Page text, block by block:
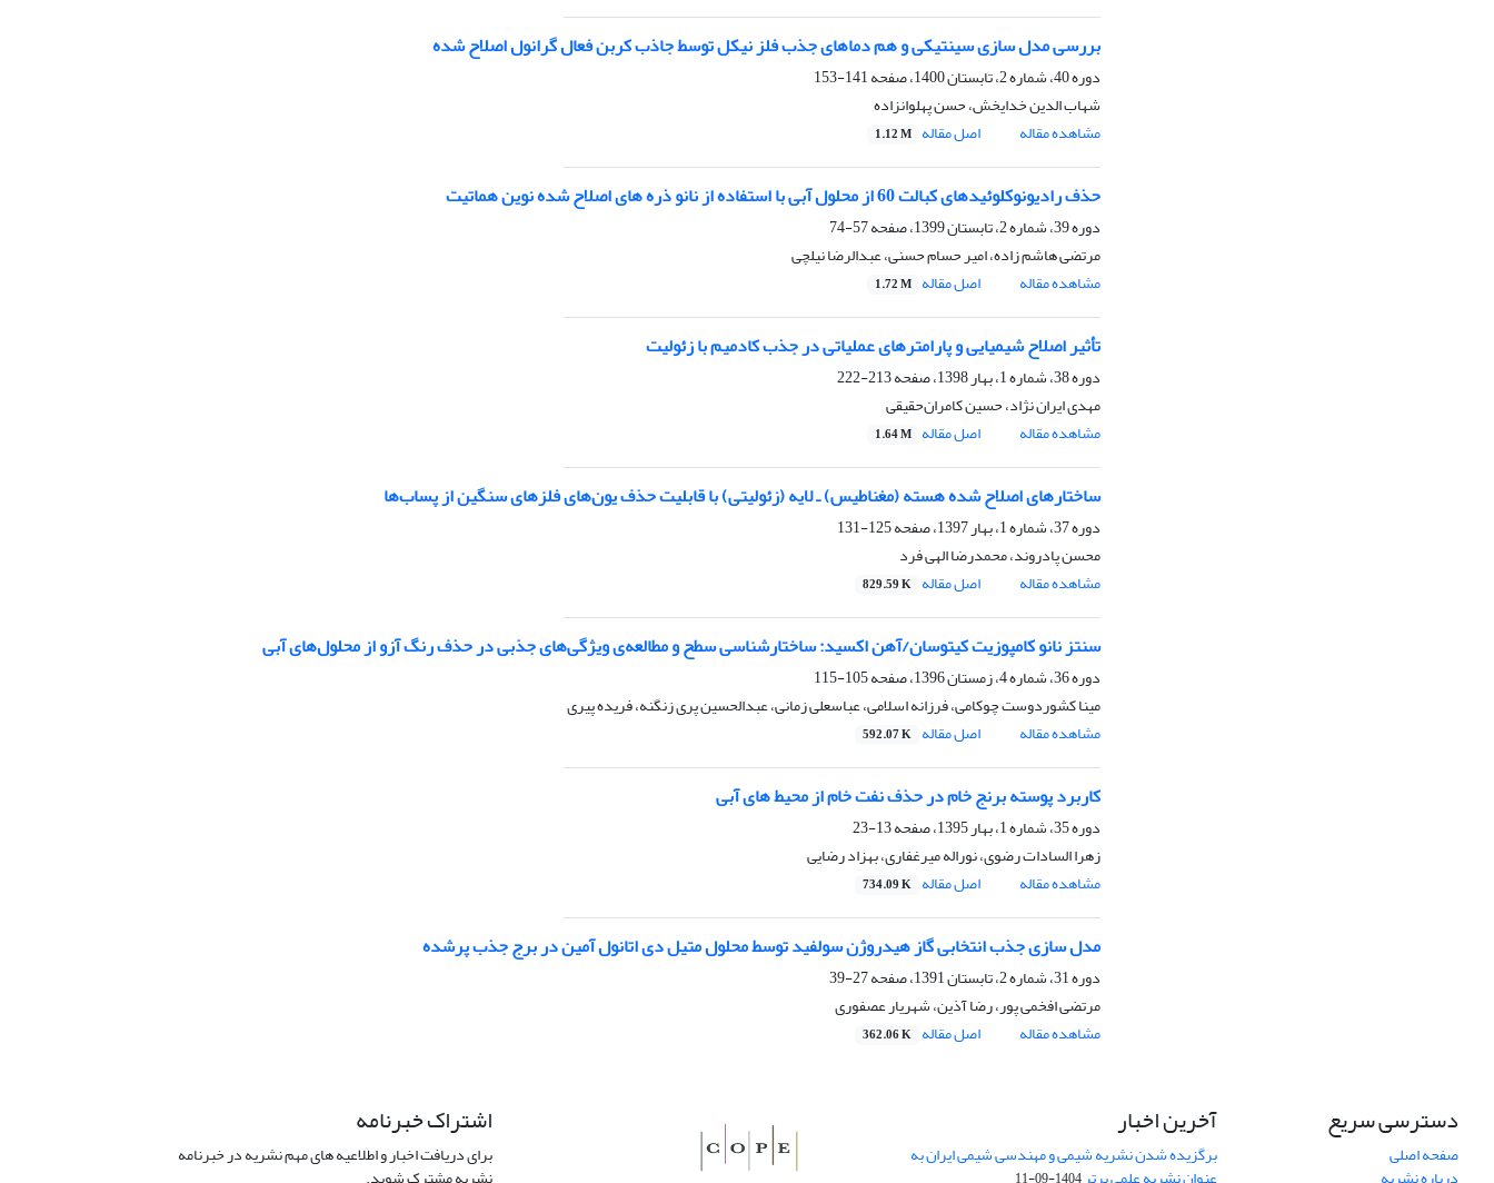
بررسی مدل سازی سینتیکی و هم دما‌های جذب فلز نیکل توسط جاذب کربن فعال گرانول اصلاح شده
دوره 40، شماره 2، تابستان 1400، صفحه
141-153
شهاب الدین خدایخش، حسن پهلوانزاده
مشاهده مقاله
اصل مقاله 1.12 M
حذف رادیونوکلوئیدهای کبالت 60 از محلول آبی با استفاده از نانو ذره های اصلاح شده نوین هماتیت
دوره 39، شماره 2، تابستان 1399، صفحه
57-74
مرتضی هاشم زاده، امیر حسام حسنی، عبدالرضا نیلچی
مشاهده مقاله
اصل مقاله 1.72 M
تأثیر اصلاح شیمیایی و پارامترهای عملیاتی در جذب کادمیم با زئولیت
دوره 38، شماره 1، بهار 1398، صفحه
213-222
مهدی ایران نژاد، حسین‌ کامران‌حقیقی
مشاهده مقاله
اصل مقاله 1.64 M
ساختارهای اصلاح شده هسته (مغناطیس) ـ لایه (زئولیتی) با قابلیت حذف یون‌های فلزهای سنگین از پساب‌ها
دوره 37، شماره 1، بهار 1397، صفحه
125-131
محسن پادروند، محمدرضا الهی فرد
مشاهده مقاله
اصل مقاله 829.59 K
سنتز نانو کامپوزیت‌ کیتوسان/آهن اکسید: ساختارشناسی سطح و مطالعه‌ی ویژگی‌های جذبی در حذف رنگ آزو از محلول‌های آبی
دوره 36، شماره 4، زمستان 1396، صفحه
105-115
مینا کشوردوست چوکامی، فرزانه اسلامی، عباسعلی زمانی، عبدالحسین پری زنگنه، فریده پیری
مشاهده مقاله
اصل مقاله 592.07 K
کاربرد پوسته برنج خام در حذف نفت خام از محیط های آبی
دوره 35، شماره 1، بهار 1395، صفحه
13-23
زهرا السادات رضوی، نوراله میرغفاری، بهزاد رضایی
مشاهده مقاله
اصل مقاله 734.09 K
مدل سازی جذب انتخابی گاز هیدروژن سولفید توسط محلول متیل دی اتانول آمین در برج جذب پرشده
دوره 31، شماره 2، تابستان 1391، صفحه
27-39
مرتضی افخمی پور، رضا آذین، شهریار عصفوری
مشاهده مقاله
اصل مقاله 362.06 K
دسترسی سریع
صفحه اصلی
آخرین اخبار
برگزیده شدن نشریه شیمی و مهندسی شیمی ایران به
اشتراک خبرنامه
برای دریافت اخبار و اطلاعیه های مهم نشریه در خبرنامه